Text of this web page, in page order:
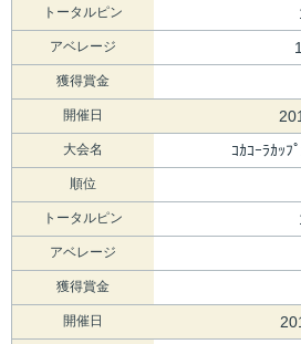
トータルピン
アベレージ
獲得賞金
開催日
大会名 ｺｶｺｰﾗｶｯﾌ
順位
トータルピン
アベレージ
獲得賞金
開催日